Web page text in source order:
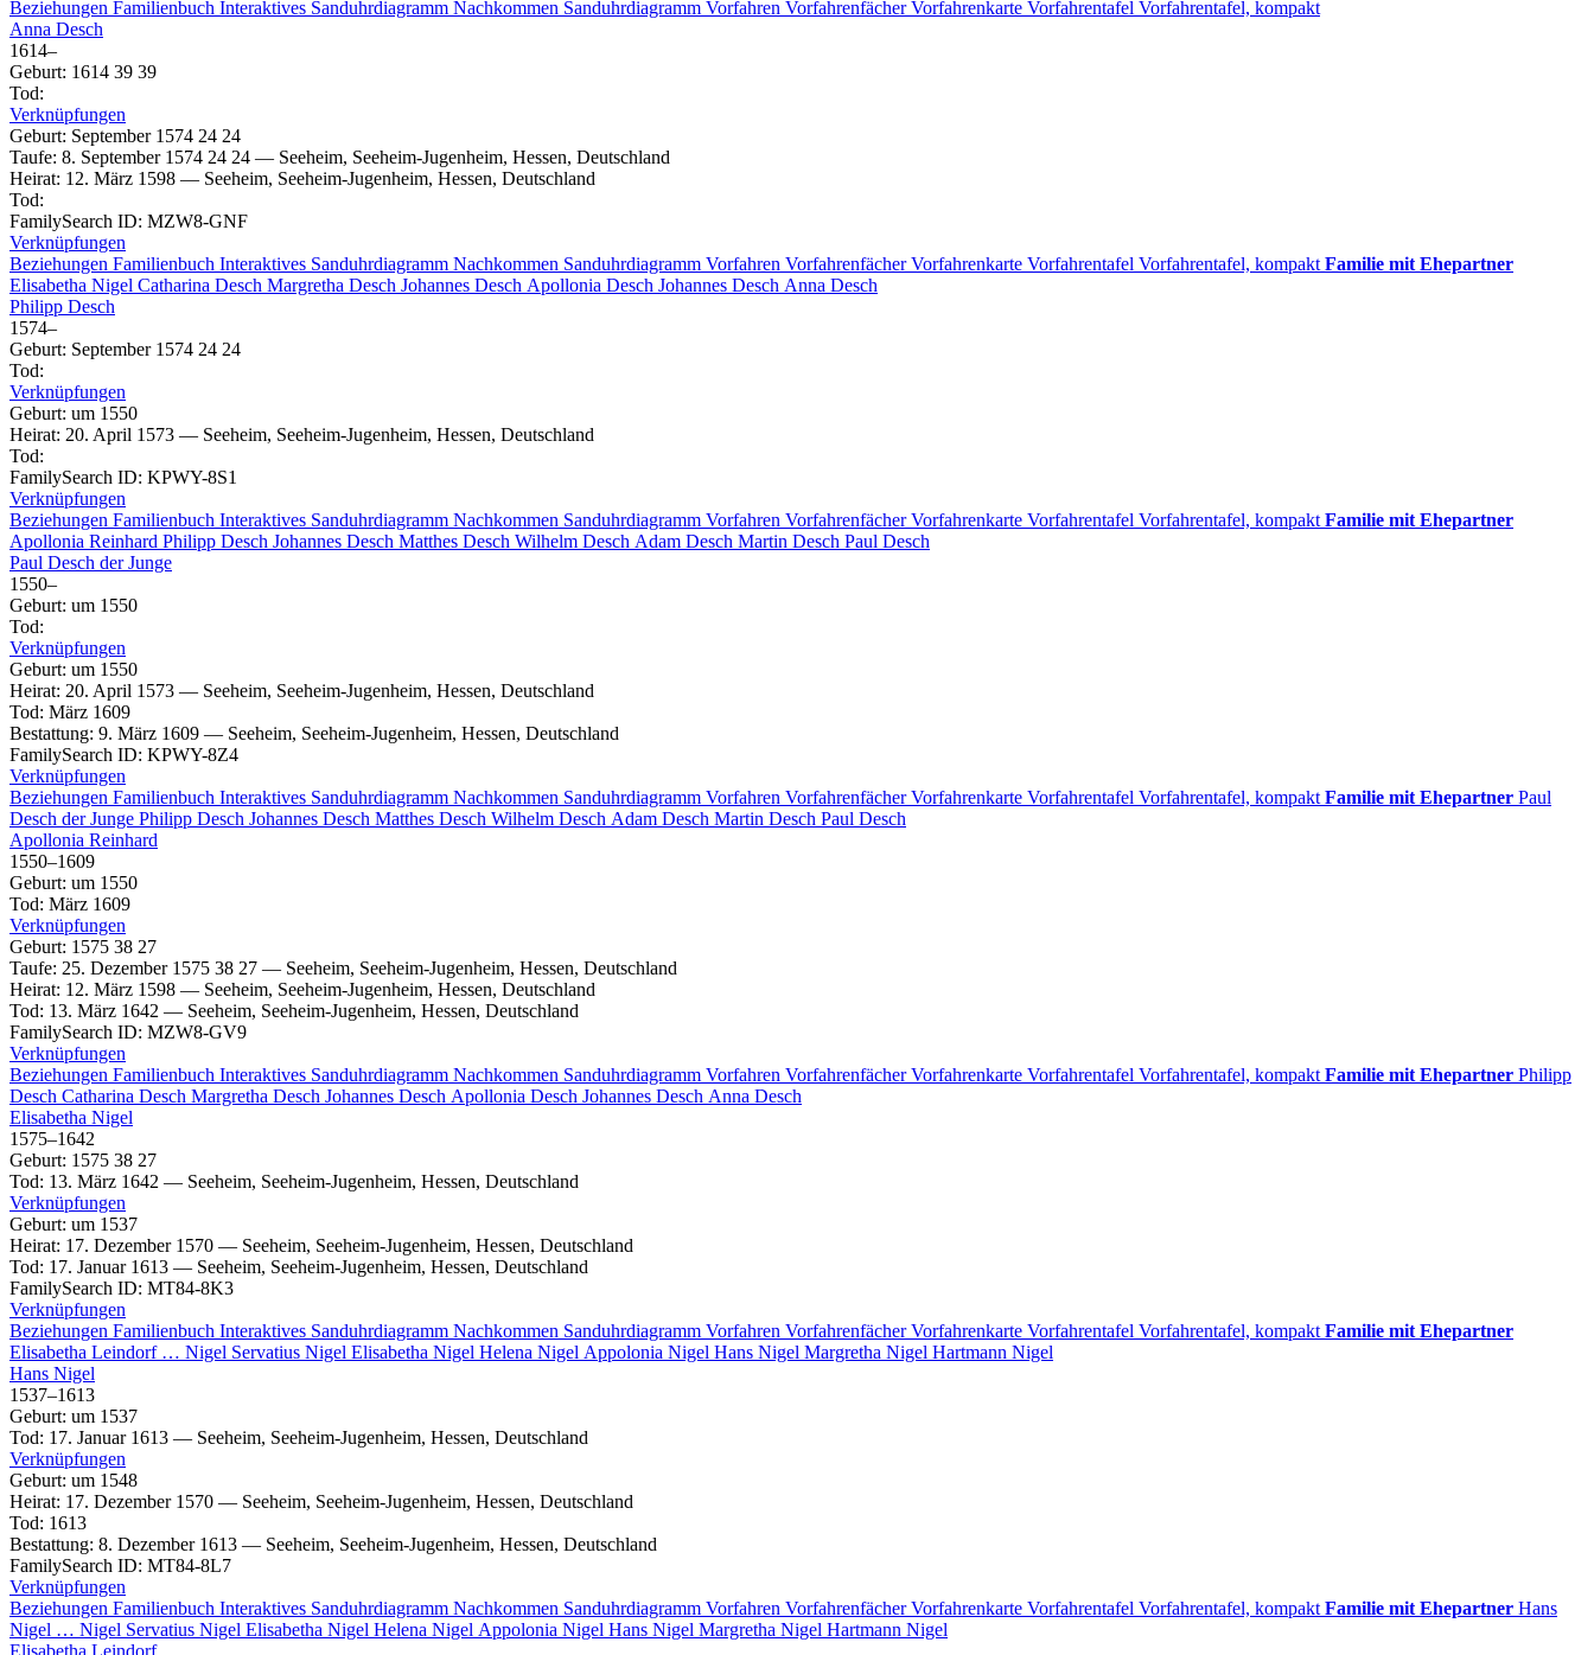
Beziehungen Familienbuch Interaktives Sanduhrdiagramm Nachkommen Sanduhrdiagramm Vorfahren VorfahrenfächerVorfahrenkarte Vorfahrentafel Vorfahrentafel, kompakt
Anna Desch
1614–
Geburt: 1614 39 39
Tod:
Verknüpfungen
Geburt: September 1574 24 24
Taufe: 8. September 1574 24 24 — Seeheim, Seeheim-Jugenheim, Hessen, Deutschland
Heirat: 12. März 1598 — Seeheim, Seeheim-Jugenheim, Hessen, Deutschland
Tod:
FamilySearch ID: MZW8-GNF
Verknüpfungen
Beziehungen Familienbuch Interaktives Sanduhrdiagramm Nachkommen Sanduhrdiagramm Vorfahren VorfahrenfächerVorfahrenkarte Vorfahrentafel Vorfahrentafel, kompakt Familie mit Ehepartner
Elisabetha Nigel Catharina Desch Margretha Desch Johannes Desch Apollonia Desch Johannes Desch Anna Desch
Philipp Desch
1574–
Geburt: September 1574 24 24
Tod:
Verknüpfungen
Geburt: um 1550
Heirat: 20. April 1573 — Seeheim, Seeheim-Jugenheim, Hessen, Deutschland
Tod:
FamilySearch ID: KPWY-8S1
Verknüpfungen
Beziehungen Familienbuch Interaktives Sanduhrdiagramm Nachkommen Sanduhrdiagramm Vorfahren VorfahrenfächerVorfahrenkarte Vorfahrentafel Vorfahrentafel, kompakt Familie mit Ehepartner
Apollonia Reinhard Philipp Desch Johannes Desch Matthes Desch Wilhelm Desch Adam Desch Martin Desch Paul Desch
Paul Desch der Junge
1550–
Geburt: um 1550
Tod:
Verknüpfungen
Geburt: um 1550
Heirat: 20. April 1573 — Seeheim, Seeheim-Jugenheim, Hessen, Deutschland
Tod: März 1609
Bestattung: 9. März 1609 — Seeheim, Seeheim-Jugenheim, Hessen, Deutschland
FamilySearch ID: KPWY-8Z4
Verknüpfungen
Beziehungen Familienbuch Interaktives Sanduhrdiagramm Nachkommen Sanduhrdiagramm Vorfahren VorfahrenfächerVorfahrenkarte Vorfahrentafel Vorfahrentafel, kompakt Familie mit Ehepartner Paul
Desch der Junge Philipp Desch Johannes Desch Matthes Desch Wilhelm Desch Adam Desch Martin Desch Paul Desch
Apollonia Reinhard
1550–1609
Geburt: um 1550
Tod: März 1609
Verknüpfungen
Geburt: 1575 38 27
Taufe: 25. Dezember 1575 38 27 — Seeheim, Seeheim-Jugenheim, Hessen, Deutschland
Heirat: 12. März 1598 — Seeheim, Seeheim-Jugenheim, Hessen, Deutschland
Tod: 13. März 1642 — Seeheim, Seeheim-Jugenheim, Hessen, Deutschland
FamilySearch ID: MZW8-GV9
Verknüpfungen
Beziehungen Familienbuch Interaktives Sanduhrdiagramm Nachkommen Sanduhrdiagramm Vorfahren VorfahrenfächerVorfahrenkarte Vorfahrentafel Vorfahrentafel, kompakt Familie mit Ehepartner Philipp
Desch Catharina Desch Margretha Desch Johannes Desch Apollonia Desch Johannes Desch Anna Desch
Elisabetha Nigel
1575–1642
Geburt: 1575 38 27
Tod: 13. März 1642 — Seeheim, Seeheim-Jugenheim, Hessen, Deutschland
Verknüpfungen
Geburt: um 1537
Heirat: 17. Dezember 1570 — Seeheim, Seeheim-Jugenheim, Hessen, Deutschland
Tod: 17. Januar 1613 — Seeheim, Seeheim-Jugenheim, Hessen, Deutschland
FamilySearch ID: MT84-8K3
Verknüpfungen
Beziehungen Familienbuch Interaktives Sanduhrdiagramm Nachkommen Sanduhrdiagramm Vorfahren VorfahrenfächerVorfahrenkarte Vorfahrentafel Vorfahrentafel, kompakt Familie mit Ehepartner
Elisabetha Leindorf … Nigel Servatius Nigel Elisabetha Nigel Helena Nigel Appolonia Nigel Hans Nigel Margretha Nigel Hartmann Nigel
Hans Nigel
1537–1613
Geburt: um 1537
Tod: 17. Januar 1613 — Seeheim, Seeheim-Jugenheim, Hessen, Deutschland
Verknüpfungen
Geburt: um 1548
Heirat: 17. Dezember 1570 — Seeheim, Seeheim-Jugenheim, Hessen, Deutschland
Tod: 1613
Bestattung: 8. Dezember 1613 — Seeheim, Seeheim-Jugenheim, Hessen, Deutschland
FamilySearch ID: MT84-8L7
Verknüpfungen
Beziehungen Familienbuch Interaktives Sanduhrdiagramm Nachkommen Sanduhrdiagramm Vorfahren VorfahrenfächerVorfahrenkarte Vorfahrentafel Vorfahrentafel, kompakt Familie mit Ehepartner Hans
Nigel … Nigel Servatius Nigel Elisabetha Nigel Helena Nigel Appolonia Nigel Hans Nigel Margretha Nigel Hartmann Nigel
Elisabetha Leindorf